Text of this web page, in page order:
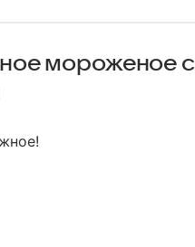
мороженое с